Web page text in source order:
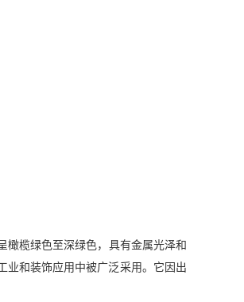
橄榄绿色至深绿色，具有金属光泽和
业和装饰应用中被广泛采用。它因出